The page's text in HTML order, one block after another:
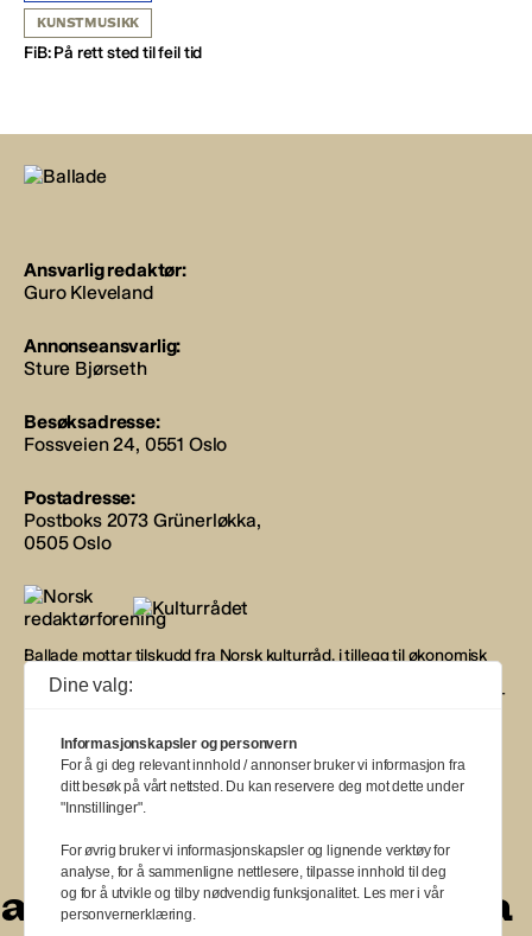
KUNSTMUSIKK
FiB: På rett sted til feil tid
Ansvarlig redaktør:
Guro Kleveland
Annonseansvarlig:
Sture Bjørseth
Besøksadresse:
Fossveien 24, 0551 Oslo
Postadresse:
Postboks 2073 Grünerløkka,
0505 Oslo
Ballade mottar tilskudd fra Norsk kulturråd, i tillegg til økonomisk
støtte fra eierne NOPA, Norsk komponistforening og
Musikkforleggerne. Ballade drives etter Redaktør- og Vær Varsom-
BALLADE — NORGES MUSIKKMAGASIN
a aa
aa
a
a
Dine valg:
Informasjonskapsler og personvern
For å gi deg relevant innhold / annonser bruker vi informasjon fra
ditt besøk på vårt nettsted. Du kan reservere deg mot dette under
"Innstillinger".
For øvrig bruker vi informasjonskapsler og lignende verktøy for
analyse, for å sammenligne nettlesere, tilpasse innhold til deg
og for å utvikle og tilby nødvendig funksjonalitet. Les mer i vår
personvernerklæring.